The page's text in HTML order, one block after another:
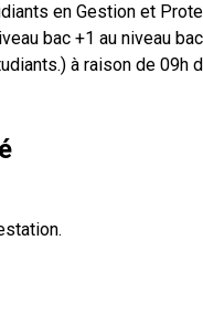
en Gestion et
bac +1 au niveau
à raison de 09h